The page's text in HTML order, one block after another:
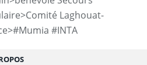
Laghouat-
#INTA